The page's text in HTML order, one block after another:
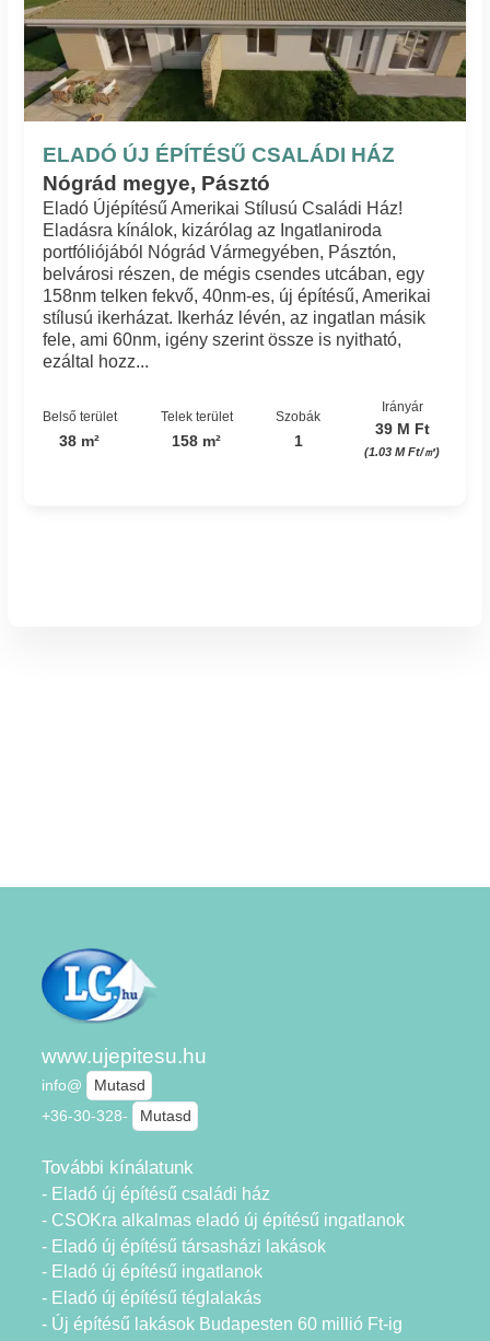
ELADÓ ÚJ ÉPÍTÉSŰ CSALÁDI HÁZ
Nógrád megye, Pásztó
Eladó Újépítésű Amerikai Stílusú Családi Ház!
Eladásra kínálok, kizárólag az Ingatlaniroda
portfóliójából Nógrád Vármegyében, Pásztón,
belvárosi részen, de mégis csendes utcában, egy
158nm telken fekvő, 40nm-es, új építésű, Amerikai
stílusú ikerházat. Ikerház lévén, az ingatlan másik
fele, ami 60nm, igény szerint össze is nyitható,
ezáltal hozz...
Belső terület
38 m²
Telek terület
158 m²
Szobák
1
Irányár
39 M Ft
(1.03 M Ft/㎡)
www.ujepitesu.hu
info@
Mutasd
+36-30-328-
Mutasd
További kínálatunk
- Eladó új építésű családi ház
- CSOKra alkalmas eladó új építésű ingatlanok
- Eladó új építésű társasházi lakások
- Eladó új építésű ingatlanok
- Eladó új építésű téglalakás
- Új építésű lakások Budapesten 60 millió Ft-ig